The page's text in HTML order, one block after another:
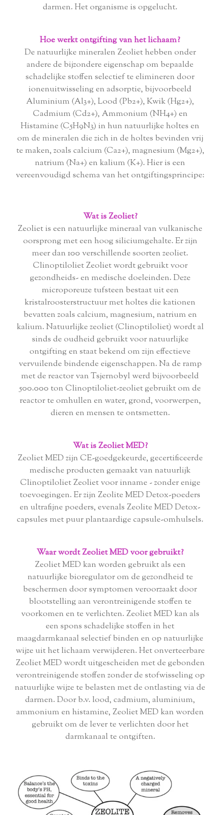
darmen. Het organisme is opgelucht.
Hoe werkt ontgifting van het lichaam?
De natuurlijke mineralen Zeoliet hebben onder
andere de bijzondere eigenschap om bepaalde
schadelijke stoffen selectief te elimineren door
ionenuitwisseling en adsorptie, bijvoorbeeld
Aluminium (Al3+), Lood (Pb2+), Kwik (Hg2+),
Cadmium (Cd2+), Ammonium (NH4+) en
Histamine (C5H9N3) in hun natuurlijke holtes en
om de mineralen die zich in de holtes bevinden vrij
te maken, zoals calcium (Ca2+), magnesium (Mg2+),
natrium (Na+) en kalium (K+). Hier is een
vereenvoudigd schema van het ontgiftingsprincipe:
Wat is Zeoliet?
Zeoliet is een natuurlijke mineraal van vulkanische
oorsprong met een hoog siliciumgehalte. Er zijn
meer dan 100 verschillende soorten zeoliet.
Clinoptiloliet Zeoliet wordt gebruikt voor
gezondheids- en medische doeleinden. Deze
microporeuze tufsteen bestaat uit een
kristalroosterstructuur met holtes die kationen
bevatten zoals calcium, magnesium, natrium en
kalium. Natuurlijke zeoliet (Clinoptiloliet) wordt al
sinds de oudheid gebruikt voor natuurlijke
ontgifting en staat bekend om zijn effectieve
vervuilende bindende eigenschappen. Na de ramp
met de reactor van Tsjernobyl werd bijvoorbeeld
500.000 ton Clinoptiloliet-zeoliet gebruikt om de
reactor te omhullen en water, grond, voorwerpen,
dieren en mensen te ontsmetten.
Wat is Zeoliet MED?
Zeoliet MED zijn CE-goedgekeurde, gecertificeerde
medische producten gemaakt van natuurlijk
Clinoptiloliet Zeoliet voor inname - zonder enige
toevoegingen. Er zijn Zeolite MED Detox-poeders
en ultrafijne poeders, evenals Zeolite MED Detox-
capsules met puur plantaardige capsule-omhulsels.
Waar wordt Zeoliet MED voor gebruikt?
Zeoliet MED kan worden gebruikt als een
natuurlijke bioregulator om de gezondheid te
beschermen door symptomen veroorzaakt door
blootstelling aan verontreinigende stoffen te
voorkomen en te verlichten. Zeoliet MED kan als
een spons schadelijke stoffen in het
maagdarmkanaal selectief binden en op natuurlijke
wijze uit het lichaam verwijderen. Het onverteerbare
Zeoliet MED wordt uitgescheiden met de gebonden
verontreinigende stoffen zonder de stofwisseling op
natuurlijke wijze te belasten met de ontlasting via de
darmen. Door b.v. lood, cadmium, aluminium,
ammonium en histamine, Zeoliet MED kan worden
gebruikt om de lever te verlichten door het
darmkanaal te ontgiften.